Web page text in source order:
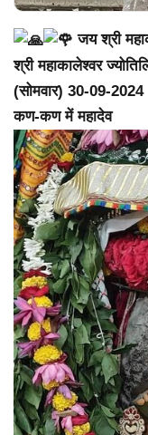
जय श्री
श्री महाकालेश्वर
(सोमवार) 30-09-2024
कण-कण में महादेव